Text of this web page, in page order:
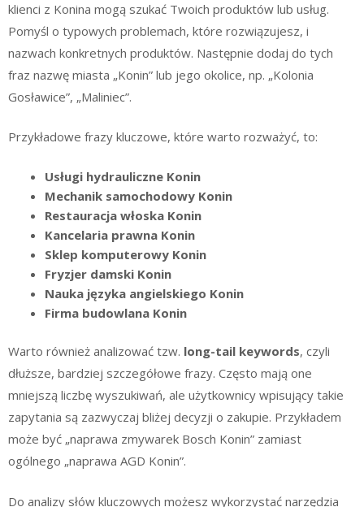
klienci z Konina mogą szukać Twoich produktów lub usług.
Pomyśl o typowych problemach, które rozwiązujesz, i
nazwach konkretnych produktów. Następnie dodaj do tych
fraz nazwę miasta „Konin” lub jego okolice, np. „Kolonia
Gosławice”, „Maliniec”.
Przykładowe frazy kluczowe, które warto rozważyć, to:
Usługi hydrauliczne Konin
Mechanik samochodowy Konin
Restauracja włoska Konin
Kancelaria prawna Konin
Sklep komputerowy Konin
Fryzjer damski Konin
Nauka języka angielskiego Konin
Firma budowlana Konin
Warto również analizować tzw. long-tail keywords, czyli
dłuższe, bardziej szczegółowe frazy. Często mają one
mniejszą liczbę wyszukiwań, ale użytkownicy wpisujący takie
zapytania są zazwyczaj bliżej decyzji o zakupie. Przykładem
może być „naprawa zmywarek Bosch Konin” zamiast
ogólnego „naprawa AGD Konin”.
Do analizy słów kluczowych możesz wykorzystać narzędzia